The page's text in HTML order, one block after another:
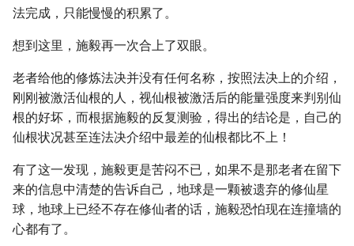
法完成，只能慢慢的积累了。
想到这里，施毅再一次合上了双眼。
老者给他的修炼法决并没有任何名称，按照法决上的介绍，
刚刚被激活仙根的人，视仙根被激活后的能量强度来判别仙
根的好坏，而根据施毅的反复测验，得出的结论是，自己的
仙根状况甚至连法决介绍中最差的仙根都比不上！
有了这一发现，施毅更是苦闷不已，如果不是那老者在留下
来的信息中清楚的告诉自己，地球是一颗被遗弃的修仙星
球，地球上已经不存在修仙者的话，施毅恐怕现在连撞墙的
心都有了。